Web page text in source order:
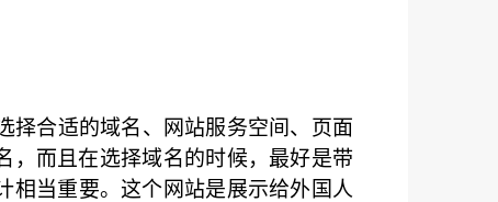
择合适的域名、网站服务空间、页面
，而且在选择域名的时候，最好是带
相当重要。这个网站是展示给外国人